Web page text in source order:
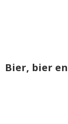
Bier, bier